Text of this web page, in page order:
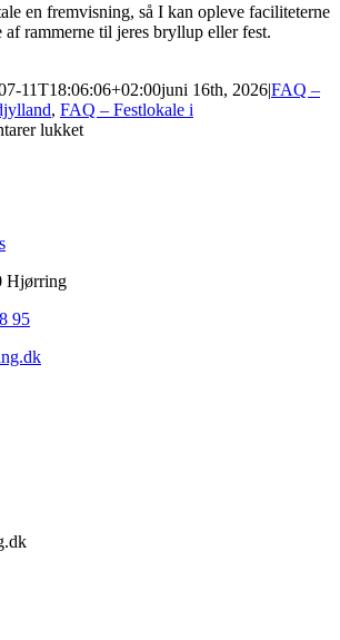
en fremvisning, så I kan opleve faciliteterne
af rammerne til jeres bryllup eller fest.
11T18:06:06+02:00juni 16th, 2026|FAQ –
, FAQ – Festlokale i
lukkettil
Hjørring
95